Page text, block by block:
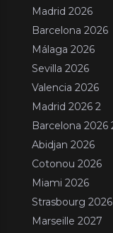
Madrid 2026
Barcelona 2026
Málaga 2026
Sevilla 2026
Valencia 2026
Madrid 2026 2
Barcelona 2026
Abidjan 2026
Cotonou 2026
Miami 2026
Strasbourg 2026
Marseille 2027